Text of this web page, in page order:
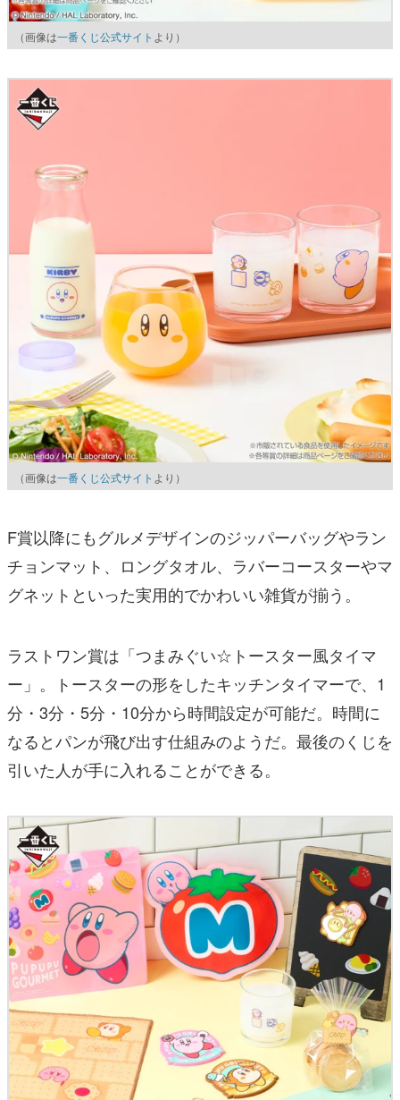
（画像は一番くじ公式サイト より）
（画像は一番くじ公式サイト より）
F賞以降にもグルメデザインのジッパーバッグやラン
チョンマット、ロングタオル、ラバーコースターやマ
グネットといった実用的でかわいい雑貨が揃う。
ラストワン賞は「つまみぐい☆トースター風タイマ
ー」。トースターの形をしたキッチンタイマーで、1
分・3分・5分・10分から時間設定が可能だ。時間に
なるとパンが飛び出す仕組みのようだ。最後のくじを
引いた人が手に入れることができる。